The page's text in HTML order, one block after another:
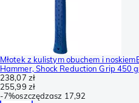
Młotek z kulistym obuchem i
Hammer, Shock Reduction Grip 450
238,07 zł
255,99 zł
-7%oszczędzasz 17,92